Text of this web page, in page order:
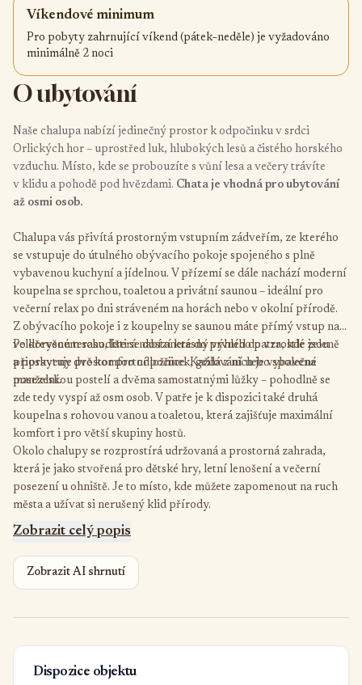
Víkendové minimum
Pro pobyty zahrnující víkend (pátek–neděle) je vyžadováno
minimálně 2 noci
O ubytování
Naše chalupa nabízí jedinečný prostor k odpočinku v srdci
Orlických hor – uprostřed luk, hlubokých lesů a čistého horského
vzduchu. Místo, kde se probouzíte s vůní lesa a večery trávíte
v klidu a pohodě pod hvězdami. Chata je vhodná pro ubytování
až osmi osob.
Chalupa vás přivítá prostorným vstupním zádveřím, ze kterého
se vstupuje do útulného obývacího pokoje spojeného s plně
vybavenou kuchyní a jídelnou. V přízemí se dále nachází moderní
koupelna se sprchou, toaletou a privátní saunou – ideální pro
večerní relax po dni stráveném na horách nebo v okolní přírodě.
Z obývacího pokoje i z koupelny se saunou máte přímý vstup na
velkorysou terasu, která nabízí krásný výhled do vzrostlé zeleně
a poskytuje prostor pro odpočinek, grilování nebo společné
posezení.
Po dřevěném schodišti se dostanete do prvního patra, kde jsou
připraveny dvě komfortní ložnice. Každá z nich je vybavena
manželskou postelí a dvěma samostatnými lůžky – pohodlně se
zde tedy vyspí až osm osob. V patře je k dispozici také druhá
koupelna s rohovou vanou a toaletou, která zajišťuje maximální
komfort i pro větší skupiny hostů.
Okolo chalupy se rozprostírá udržovaná a prostorná zahrada,
která je jako stvořená pro dětské hry, letní lenošení a večerní
posezení u ohniště. Je to místo, kde můžete zapomenout na ruch
města a užívat si nerušený klid přírody.
Zobrazit celý popis
Zobrazit AI shrnutí
Dispozice objektu